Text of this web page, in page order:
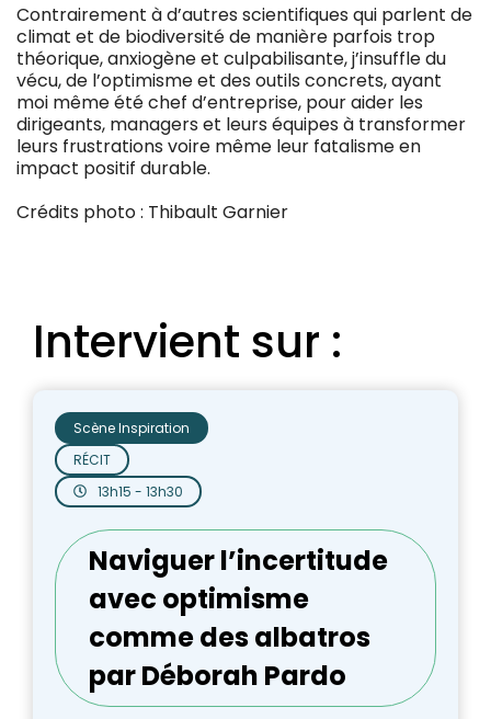
Contrairement à d’autres scientifiques qui parlent de
climat et de biodiversité de manière parfois trop
théorique, anxiogène et culpabilisante, j’insuffle du
vécu, de l’optimisme et des outils concrets, ayant
moi même été chef d’entreprise, pour aider les
dirigeants, managers et leurs équipes à transformer
leurs frustrations voire même leur fatalisme en
impact positif durable.
Crédits photo : Thibault Garnier
Intervient sur :
13h15 - 13h30
RÉCIT
Scène Inspiration
Naviguer l’incertitude
avec optimisme
comme des albatros
par Déborah Pardo